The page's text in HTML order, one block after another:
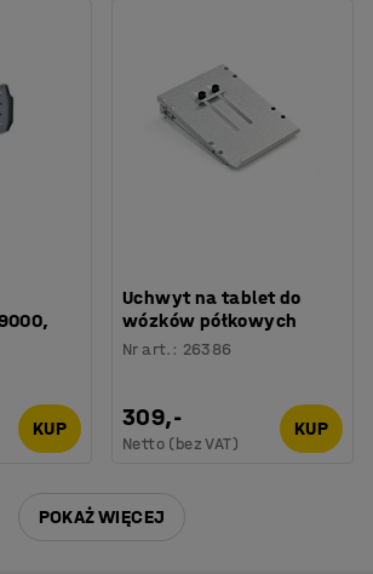
KUP
Uchwyt na tablet do
wózków półkowych
Nr art. : 26386
309,-
Netto (bez VAT)
KUP
POKAŻ WIĘCEJ